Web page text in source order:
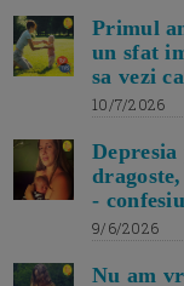
Primul
un sfat
sa vezi
10/7/2026
-
9/6/2026
Nu am